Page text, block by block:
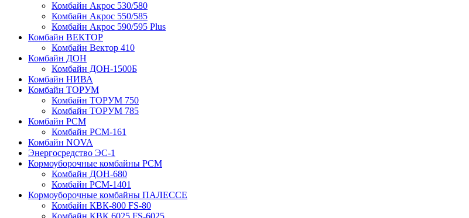
Комбайн Акрос 530/580
Комбайн Акрос 550/585
Комбайн Акрос 590/595 Plus
Комбайн ВЕКТОР
Комбайн Вектор 410
Комбайн ДОН
Комбайн ДОН-1500Б
Комбайн НИВА
Комбайн ТОРУМ
Комбайн ТОРУМ 750
Комбайн ТОРУМ 785
Комбайн РСМ
Комбайн РСМ-161
Комбайн NOVA
Энергосредство ЭС-1
Кормоуборочные комбайны РСМ
Комбайн ДОН-680
Комбайн РСМ-1401
Кормоуборочные комбайны ПАЛЕССЕ
Комбайн КВК-800 FS-80
Комбайн КВК 6025 FS-6025